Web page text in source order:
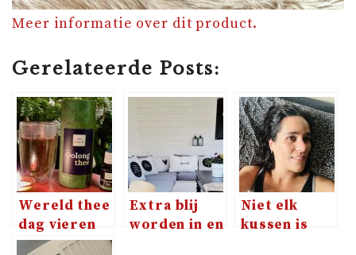
Meer informatie over dit product.
Gerelateerde Posts:
Wereld thee
dag vieren
met Oolong
Extra blij
worden in en
Niet elk
kussen is